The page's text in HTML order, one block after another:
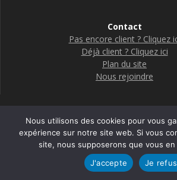
Contact
Pas encore client ? Cliquez
Déjà client ? Cliquez ici
Plan du site
Nous rejoindre
Boutique Adelya
© 2026 Adelya
Nous utilisons des cookies pour vous
expérience sur notre site web. Si vous
site, nous supposerons que vous
J'accepte
Je